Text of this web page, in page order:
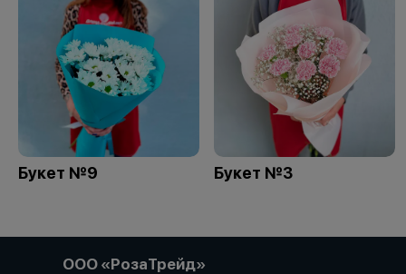
Букет №9 Букет №3
ООО «РозаТрейд»